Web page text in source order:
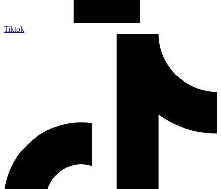
Tiktok